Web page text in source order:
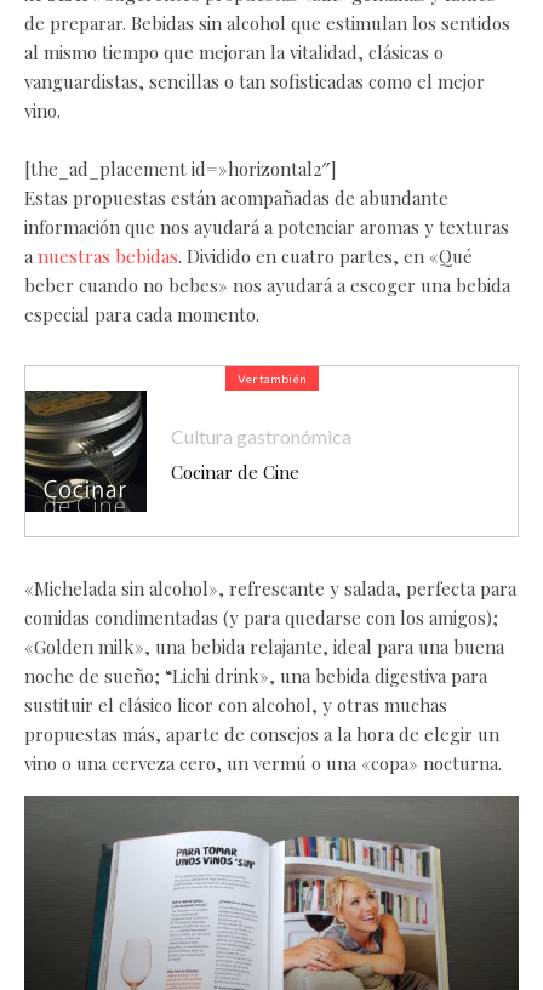
de preparar. Bebidas sin alcohol que estimulan los sentidos
al mismo tiempo que mejoran la vitalidad, clásicas o
vanguardistas, sencillas o tan sofisticadas como el mejor
vino.
[the_ad_placement id=»horizontal2″]
Estas propuestas están acompañadas de abundante
información que nos ayudará a potenciar aromas y texturas
a nuestras bebidas. Dividido en cuatro partes, en «Qué
beber cuando no bebes» nos ayudará a escoger una bebida
especial para cada momento.
Ver también
Cultura gastronómica
Cocinar de Cine
«Michelada sin alcohol», refrescante y salada, perfecta para
comidas condimentadas (y para quedarse con los amigos);
«Golden milk», una bebida relajante, ideal para una buena
noche de sueño; “Lichi drink», una bebida digestiva para
sustituir el clásico licor con alcohol, y otras muchas
propuestas más, aparte de consejos a la hora de elegir un
vino o una cerveza cero, un vermú o una «copa» nocturna.